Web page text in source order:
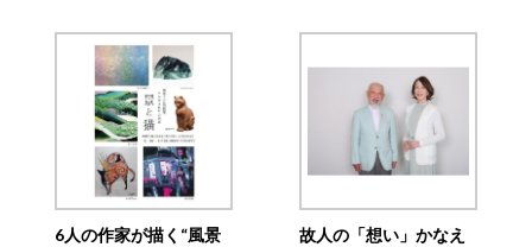
6人の作家が描く“風景
故人の「想い」かなえ